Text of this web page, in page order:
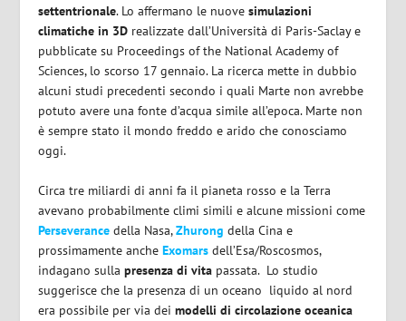
settentrionale. Lo affermano le nuovesimulazioni
climatiche in 3D realizzate dall’Università di Paris-Saclay e
pubblicate su Proceedings of the National Academy of
Sciences, lo scorso 17 gennaio. La ricerca mette in dubbio
alcuni studi precedenti secondo i quali Marte non avrebbe
potuto avere una fonte d’acqua simile all’epoca. Marte non
è sempre stato il mondo freddo e arido che conosciamo
oggi.
Circa tre miliardi di anni fa il pianeta rosso e la Terra
avevano probabilmente climi simili e alcune missioni come
Perseverance della Nasa,Zhurong della Cina e
prossimamente anche Exomars dell’Esa/Roscosmos,
indagano sullapresenza di vita passata. Lo studio
suggerisce che la presenza di un oceano liquido al nord
era possibile per via deimodelli di circolazione oceanica